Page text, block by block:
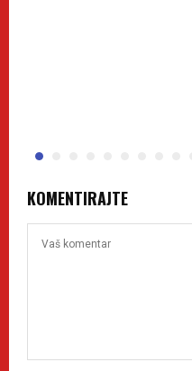
KOMENTIRAJTE